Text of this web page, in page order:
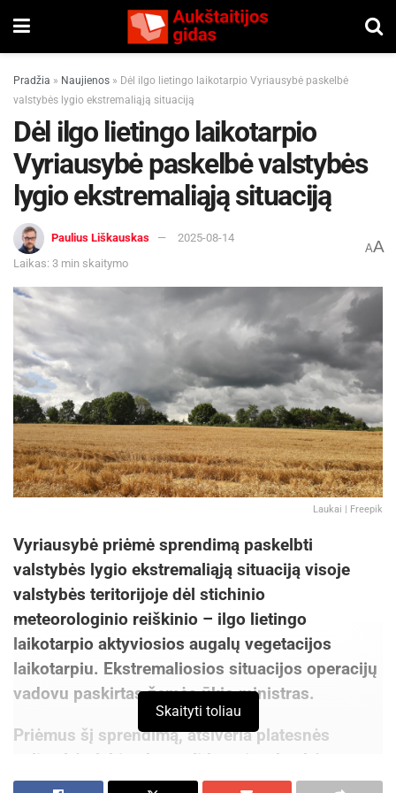
Pradžia » Naujienos » Dėl ilgo lietingo laikotarpio Vyriausybė paskelbė
valstybės lygio ekstremaliąją situaciją
Dėl ilgo lietingo laikotarpio
Vyriausybė paskelbė valstybės
lygio ekstremaliąją situaciją
Paulius Liškauskas
2025-08-14
Laikas: 3 min skaitymo
AA
Laukai | Freepik
Vyriausybė priėmė sprendimą paskelbti
valstybės lygio ekstremaliąją situaciją visoje
valstybės teritorijoje dėl stichinio
meteorologinio reiškinio – ilgo lietingo
laikotarpio aktyviosios augalų vegetacijos
laikotarpiu. Ekstremaliosios situacijos operacijų
vadovu paskirtas žemės ūkio ministras.
Priėmus šį sprendimą, atsiveria platesnės
galimybės labiau konsoliduotai, valstybės mastu
teikti paramą nuo stichinio reiškinio
Skaityti toliau